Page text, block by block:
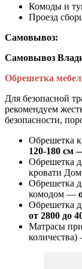
Комоды и
Проезд
Самовывоз:
Самовывоз
Обрешетка
Для безопасной
рекомендуем
безопасности,
Обрешетка
120-180 см
Обрешетка
кровати
Обрешетка
комодом —
Обрешетка
от 2800 до
Матрасы при